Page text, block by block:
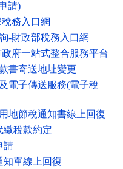
請)
務入口網
-財政部稅務入口網
府一站式整合服務平台
書寄送地址變更
電子傳送服務(電子稅
地節稅通知書線上回復
繳稅款約定
請
知單線上回復